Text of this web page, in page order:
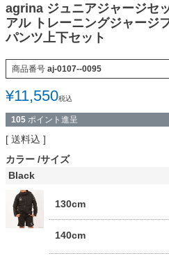
agrina ジュニアジャージセ
アル トレーニングジャージ
パンツ上下セット
商品番号 aj-0107--0095
¥11,550税込
105 ポイント進呈
送料込
カラー サイズ
Black
130cm
140cm